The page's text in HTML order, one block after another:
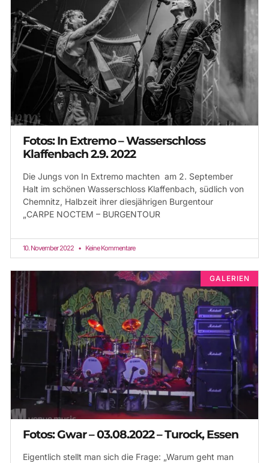
Fotos: In Extremo – Wasserschloss
Klaffenbach 2.9. 2022
Die Jungs von In Extremo machten am 2. September
Halt im schönen Wasserschloss Klaffenbach, südlich von
Chemnitz, Halbzeit ihrer diesjährigen Burgentour
„CARPE NOCTEM – BURGENTOUR
10. November 2022 Keine Kommentare
GALERIEN
Fotos: Gwar – 03.08.2022 – Turock, Essen
Eigentlich stellt man sich die Frage: „Warum geht man